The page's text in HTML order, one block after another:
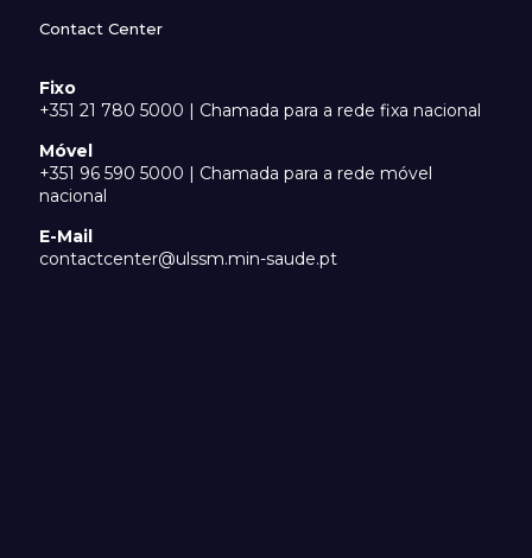
Contact Center
Fixo
+351 21 780 5000 | Chamada para a rede fixa nacional
Móvel
+351 96 590 5000 | Chamada para a rede móvel
nacional
E-Mail
contactcenter@ulssm.min-saude.pt